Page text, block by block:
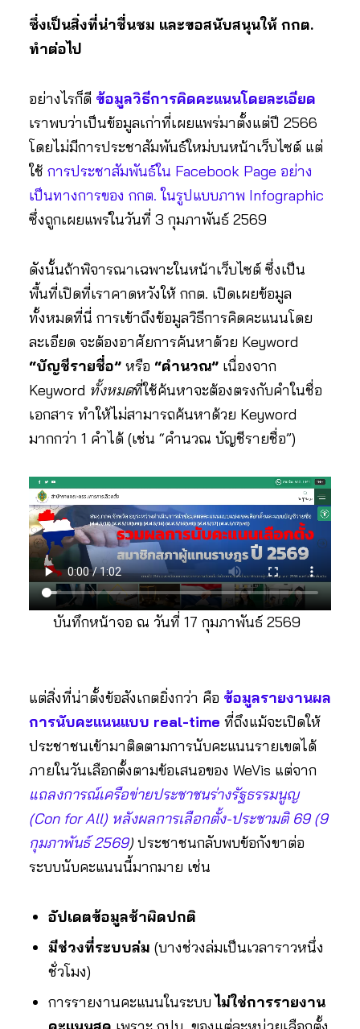
ซึ่งเป็นสิ่งที่น่าชื่นชม และขอสนับสนุนให้ กกต.
ทำต่อไป
อย่างไรก็ดี ข้อมูลวิธีการคิดคะแนนโดยละเอียด
เราพบว่าเป็นข้อมูลเก่าที่เผยแพร่มาตั้งแต่ปี 2566
โดยไม่มีการประชาสัมพันธ์ใหม่บนหน้าเว็บไซต์ แต่
ใช้ การประชาสัมพันธ์ใน Facebook Page อย่าง
เป็นทางการของ กกต. ในรูปแบบภาพ Infographic
ซึ่งถูกเผยแพร่ในวันที่ 3 กุมภาพันธ์ 2569
ดังนั้นถ้าพิจารณาเฉพาะในหน้าเว็บไซต์ ซึ่งเป็น
พื้นที่เปิดที่เราคาดหวังให้ กกต. เปิดเผยข้อมูล
ทั้งหมดที่นี่ การเข้าถึงข้อมูลวิธีการคิดคะแนนโดย
ละเอียด จะต้องอาศัยการค้นหาด้วย Keyword
“บัญชีรายชื่อ”หรือ “คำนวณ”เนื่องจาก
Keyword ทั้งหมดที่ใช้ค้นหาจะต้องตรงกับคำในชื่อ
เอกสาร ทำให้ไม่สามารถค้นหาด้วย Keyword
มากกว่า 1 คำได้ (เช่น “คำนวณ บัญชีรายชื่อ”)
บันทึกหน้าจอ ณ วันที่ 17 กุมภาพันธ์ 2569
แต่สิ่งที่น่าตั้งข้อสังเกตยิ่งกว่า คือ ข้อมูลรายงานผล
การนับคะแนนแบบ real-time ที่ถึงแม้จะเปิดให้
ประชาชนเข้ามาติดตามการนับคะแนนรายเขตได้
ภายในวันเลือกตั้งตามข้อเสนอของ WeVis แต่จาก
แถลงการณ์เครือข่ายประชาชนร่างรัฐธรรมนูญ
(Con for All) หลังผลการเลือกตั้ง-ประชามติ 69 (9
กุมภาพันธ์ 2569)ประชาชนกลับพบข้อกังขาต่อ
ระบบนับคะแนนนี้มากมาย เช่น
อัปเดตข้อมูลช้าผิดปกติ
มีช่วงที่ระบบล่ม (บางช่วงล่มเป็นเวลาราวหนึ่ง
ชั่วโมง)
การรายงานคะแนนในระบบไม่ใช่การรายงาน